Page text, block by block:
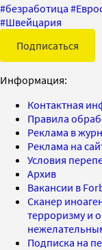
#безработица #
#Швейцария
Подписаться
Информация:
Контактная
Правила
Реклама в
Реклама на
Условия
Архив
Вакансии в
Сканер
терроризму и
Подписка на